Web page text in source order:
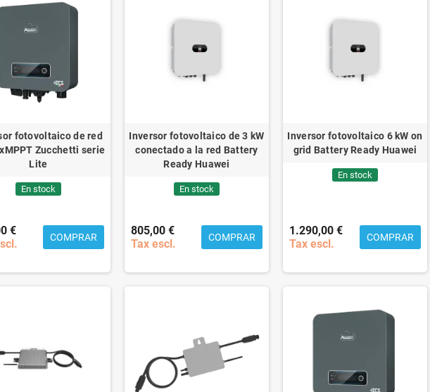
fotovoltaico de red
Zucchetti serie
Lite
En stock
€
COMPRAR
Inversor fotovoltaico de 3 kW
conectado a la red Battery
Ready Huawei
En stock
805,00 €
Tax escl.
COMPRAR
Inversor fotovoltaico 6 kW on
grid Battery Ready Huawei
En stock
1.290,00 €
Tax escl.
COMPRAR